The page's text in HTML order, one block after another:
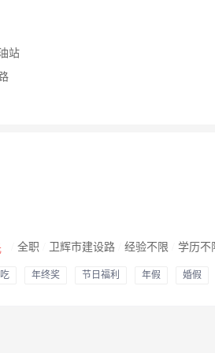
站
全职 卫辉市建设路 经验不限 学历不
年终奖 节日福利 年假 婚假